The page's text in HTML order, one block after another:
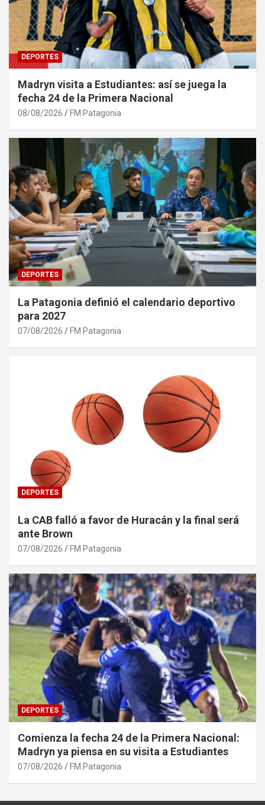
DEPORTES
Madryn visita a Estudiantes: así se juega la
fecha 24 de la Primera Nacional
08/08/2026 FM Patagonia
DEPORTES
La Patagonia definió el calendario deportivo
para 2027
07/08/2026 FM Patagonia
DEPORTES
La CAB falló a favor de Huracán y la final será
ante Brown
07/08/2026 FM Patagonia
DEPORTES
Comienza la fecha 24 de la Primera Nacional:
Madryn ya piensa en su visita a Estudiantes
07/08/2026 FM Patagonia